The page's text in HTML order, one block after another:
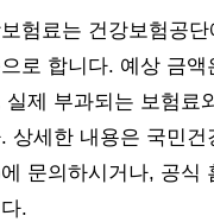
험료는 건강보험공
로 합니다. 예상 금액
실제 부과되는 보험료
상세한 내용은 국민건
문의하시거나, 공식
.